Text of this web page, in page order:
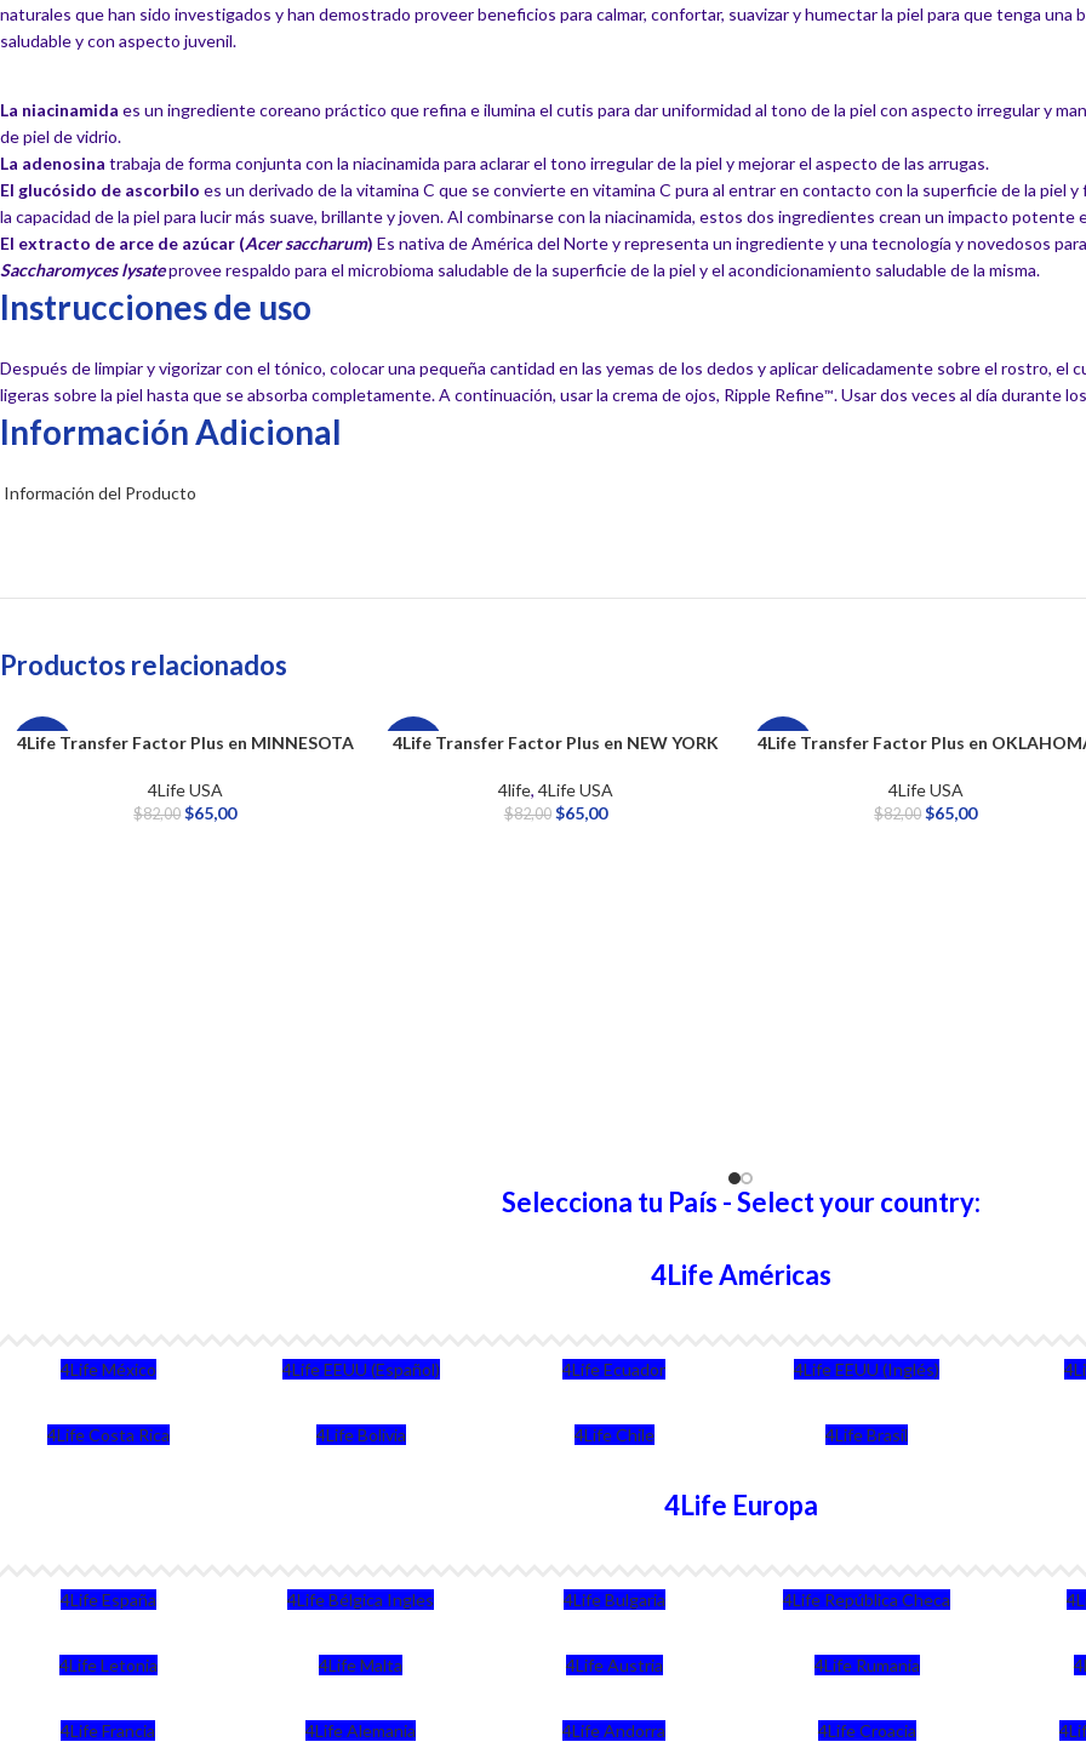
naturales que han sido investigados y han demostrado proveer beneficios para calmar, confortar, suavizar y humectar la piel para que tenga una
saludable y con aspecto juvenil.
La niacinamida es un ingrediente coreano práctico que refina e ilumina el cutis para dar uniformidad al tono de la piel con aspecto irregular y
de piel de vidrio.
La adenosina trabaja de forma conjunta con la niacinamida para aclarar el tono irregular de la piel y mejorar el aspecto de las arrugas.
El glucósido de ascorbilo es un derivado de la vitamina C que se convierte en vitamina C pura al entrar en contacto con la superficie de la piel
la capacidad de la piel para lucir más suave, brillante y joven. Al combinarse con la niacinamida, estos dos ingredientes crean un impacto potente
El extracto de arce de azúcar (Acer saccharum) Es nativa de América del Norte y representa un ingrediente y una tecnología y novedosos
Saccharomyces lysateprovee respaldo para el microbioma saludable de la superficie de la piel y el acondicionamiento saludable de la misma.
Instrucciones de uso
Después de limpiar y vigorizar con el tónico, colocar una pequeña cantidad en las yemas de los dedos y aplicar delicadamente sobre el rostro, el
ligeras sobre la piel hasta que se absorba completamente. A continuación, usar la crema de ojos, Ripple Refine™. Usar dos veces al día durante
Información Adicional
Información del Producto
Productos relacionados
-21%
4Life Transfer Factor Plus en MINNESOTA
4Life USA
$82,00 $65,00
-21%
4Life Transfer Factor Plus en NEW YORK
4life, 4Life USA
$82,00 $65,00
-21%
4Life Transfer Factor Plus en
4Life USA
$82,00 $65,00
Selecciona tu País - Select your country:
4Life Américas
4Life México 4Life EEUU (Español) 4Life Ecuador 4Life EEUU (Inglés)
4Life Costa Rica 4Life Bolivia 4Life Chile 4Life Brasil
4Life Europa
4Life España 4Life Bélgica Ingles 4Life Bulgaria 4Life República Checa
4Life Letonia 4Life Malta 4Life Austria 4Life Rumania
4Life Francia 4Life Alemania 4Life Andorra 4Life Croacia